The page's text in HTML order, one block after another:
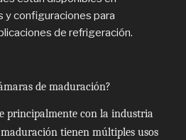
configuraciones para
de refrigeración.
de maduración?
principalmente con la industria
tienen múltiples usos